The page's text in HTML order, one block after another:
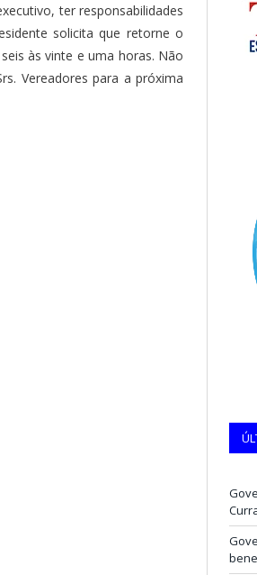
ter responsabilidades
solicita que retorne o
às vinte e uma horas. Não
Vereadores para a próxima